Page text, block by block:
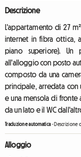
Descrizione
L'appartamento di 27
internet in fibra ottica,
piano superiore). Un
all'alloggio con posto
composto da una
principale, arredata con
e una mensola di fronte
da un lato e il WC
Traduzione automatica-Descrizione
Alloggio